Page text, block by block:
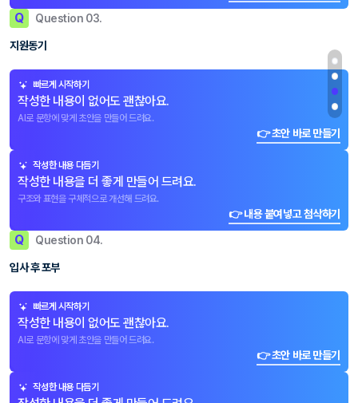
Q Question 03.
지원동기
빠르게 시작하기
작성한 내용이 없어도 괜찮아요.
AI로 문항에 맞게 초안을 만들어 드려요.
👉 초안 바로 만들기
작성한 내용 다듬기
작성한 내용을 더 좋게 만들어 드려요.
구조와 표현을 구체적으로 개선해 드려요.
👉 내용 붙여넣고 첨삭하기
Q Question 04.
입사 후 포부
빠르게 시작하기
작성한 내용이 없어도 괜찮아요.
AI로 문항에 맞게 초안을 만들어 드려요.
👉 초안 바로 만들기
작성한 내용 다듬기